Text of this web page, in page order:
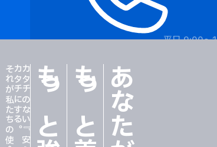
平日 9:00〜
カタチにする。